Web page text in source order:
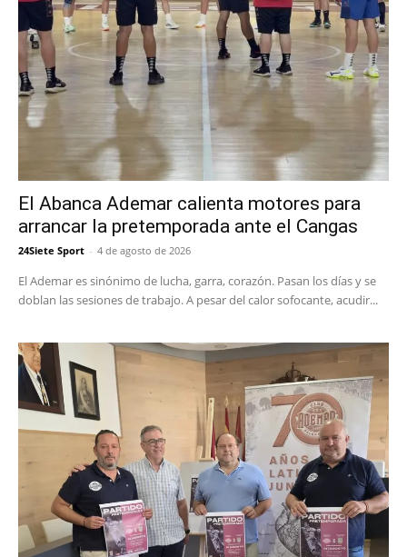
El Abanca Ademar calienta motores para
arrancar la pretemporada ante el Cangas
24Siete Sport - 4 de agosto de 2026
El Ademar es sinónimo de lucha, garra, corazón. Pasan los días y se
doblan las sesiones de trabajo. A pesar del calor sofocante, acudir...